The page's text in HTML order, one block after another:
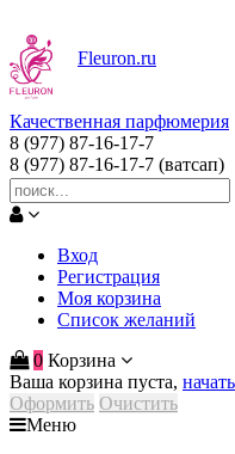
Fleuron.ru
Качественная парфюмерия
8 (977) 87-16-17-7
8 (977) 87-16-17-7 (ватсап)
Вход
Регистрация
Моя корзина
Список желаний
0 Корзина
Ваша корзина пуста,
Оформить Очистить
Меню